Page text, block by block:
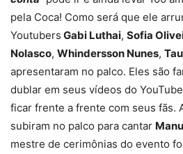
pela Coca! Como será que ele
Youtubers Gabi Luthai, Sofia
Nolasco, Whindersson Nunes,
apresentaram no palco. Eles são
dublar em seus vídeos do
ficar frente a frente com seus fãs.
subiram no palco para cantar
mestre de cerimônias do evento